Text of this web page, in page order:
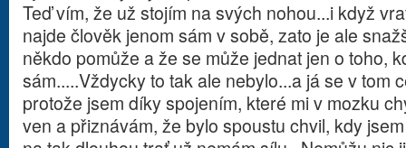
Teď vím, že už stojím na svých nohou...i když
najde člověk jenom sám v sobě, zato je ale
někdo pomůže a že se může jednat jen o toho,
sám.....Vždycky to tak ale nebylo...a já se v tom
protože jsem díky spojením, které mi v mozku
ven a přiznávám, že bylo spoustu chvil, kdy